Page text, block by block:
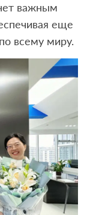
важным
еще
всему миру.